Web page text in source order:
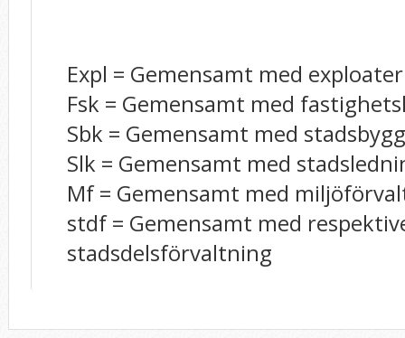
Expl = Gemensamt med
Fsk = Gemensamt med
Sbk = Gemensamt med
Slk = Gemensamt med
Mf = Gemensamt med
stdf = Gemensamt med
stadsdelsförvaltning